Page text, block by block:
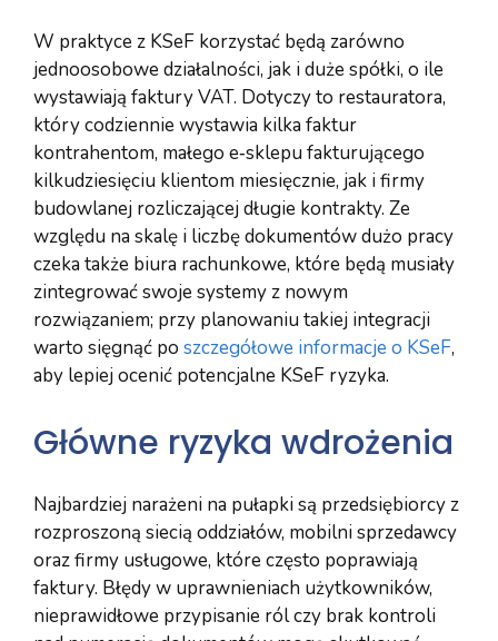
W praktyce z KSeF korzystać będą zarówno
jednoosobowe działalności, jak i duże spółki, o ile
wystawiają faktury VAT. Dotyczy to restauratora,
który codziennie wystawia kilka faktur
kontrahentom, małego e‑sklepu fakturującego
kilkudziesięciu klientom miesięcznie, jak i firmy
budowlanej rozliczającej długie kontrakty. Ze
względu na skalę i liczbę dokumentów dużo pracy
czeka także biura rachunkowe, które będą musiały
zintegrować swoje systemy z nowym
rozwiązaniem; przy planowaniu takiej integracji
warto sięgnąć po szczegółowe informacje o KSeF,
aby lepiej ocenić potencjalne KSeF ryzyka.
Główne ryzyka wdrożenia
Najbardziej narażeni na pułapki są przedsiębiorcy z
rozproszoną siecią oddziałów, mobilni sprzedawcy
oraz firmy usługowe, które często poprawiają
faktury. Błędy w uprawnieniach użytkowników,
nieprawidłowe przypisanie ról czy brak kontroli